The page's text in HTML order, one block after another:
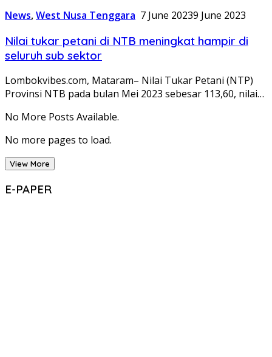
News,West Nusa Tenggara 7 June 20239 June 2023
Nilai tukar petani di NTB meningkat hampir di
seluruh sub sektor
Lombokvibes.com, Mataram– Nilai Tukar Petani (NTP)
Provinsi NTB pada bulan Mei 2023 sebesar 113,60, nilai…
No More Posts Available.
No more pages to load.
View More
E-PAPER